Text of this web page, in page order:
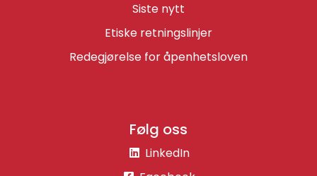
Siste nytt
Etiske retningslinjer
Redegjørelse for åpenhetsloven
Følg oss
LinkedIn